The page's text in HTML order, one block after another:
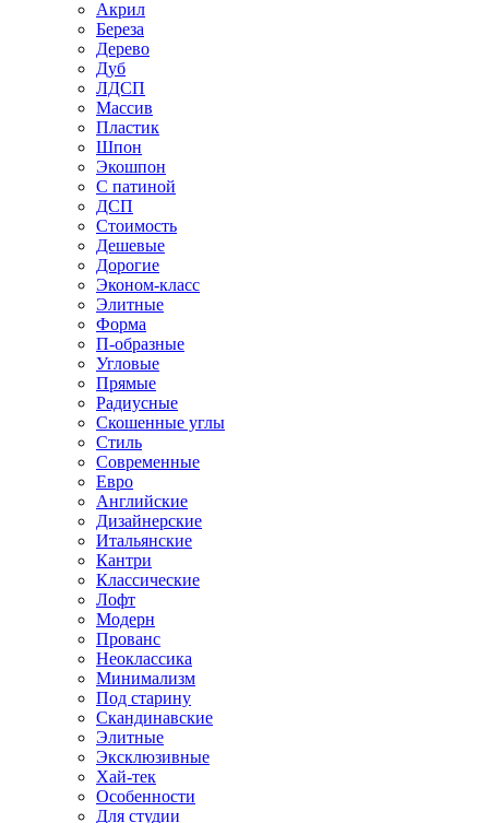
Акрил
Береза
Дерево
Дуб
ЛДСП
Массив
Пластик
Шпон
Экошпон
С патиной
ДСП
Стоимость
Дешевые
Дорогие
Эконом-класс
Элитные
Форма
П-образные
Угловые
Прямые
Радиусные
Скошенные углы
Стиль
Современные
Евро
Английские
Дизайнерские
Итальянские
Кантри
Классические
Лофт
Модерн
Прованс
Неоклассика
Минимализм
Под старину
Скандинавские
Элитные
Эксклюзивные
Хай-тек
Особенности
Для студии